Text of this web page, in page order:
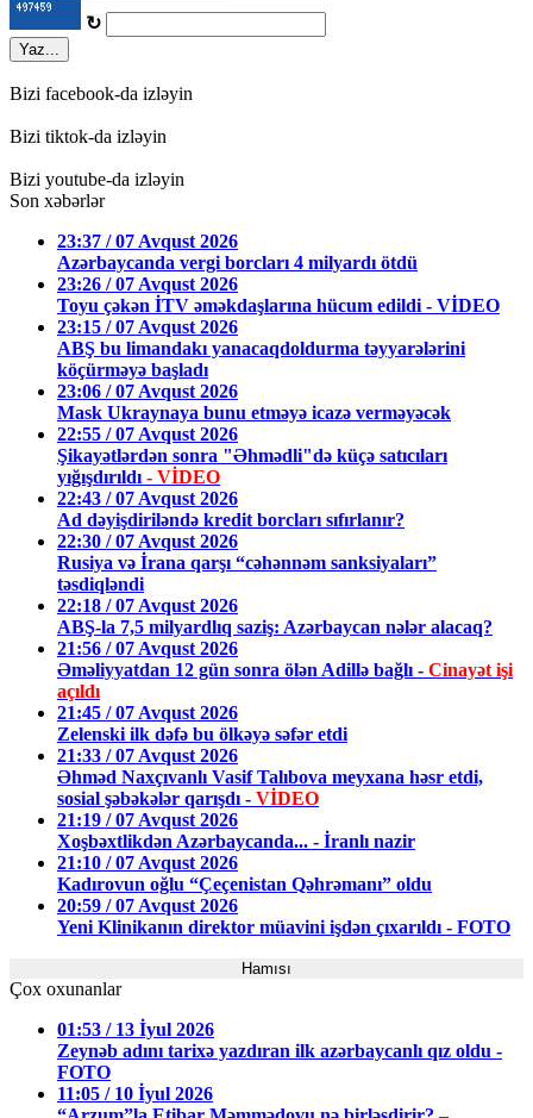
↻
Yaz...
Bizi facebook-da izləyin
Bizi tiktok-da izləyin
Bizi youtube-da izləyin
Son xəbərlər
23:37 / 07 Avqust 2026
Azərbaycanda vergi borcları 4 milyardı ötdü
23:26 / 07 Avqust 2026
Toyu çəkən İTV əməkdaşlarına hücum edildi - VİDEO
23:15 / 07 Avqust 2026
ABŞ bu limandakı yanacaqdoldurma təyyarələrini
köçürməyə başladı
23:06 / 07 Avqust 2026
Mask Ukraynaya bunu etməyə icazə verməyəcək
22:55 / 07 Avqust 2026
Şikayətlərdən sonra "Əhmədli"də küçə satıcıları
yığışdırıldı - VİDEO
22:43 / 07 Avqust 2026
Ad dəyişdiriləndə kredit borcları sıfırlanır?
22:30 / 07 Avqust 2026
Rusiya və İrana qarşı “cəhənnəm sanksiyaları”
təsdiqləndi
22:18 / 07 Avqust 2026
ABŞ-la 7,5 milyardlıq saziş: Azərbaycan nələr alacaq?
21:56 / 07 Avqust 2026
Əməliyyatdan 12 gün sonra ölən Adillə bağlı - Cinayət işi
açıldı
21:45 / 07 Avqust 2026
Zelenski ilk dəfə bu ölkəyə səfər etdi
21:33 / 07 Avqust 2026
Əhməd Naxçıvanlı Vasif Talıbova meyxana həsr etdi,
sosial şəbəkələr qarışdı - VİDEO
21:19 / 07 Avqust 2026
Xoşbəxtlikdən Azərbaycanda... - İranlı nazir
21:10 / 07 Avqust 2026
Kadırovun oğlu “Çeçenistan Qəhrəmanı” oldu
20:59 / 07 Avqust 2026
Yeni Klinikanın direktor müavini işdən çıxarıldı - FOTO
Hamısı
Çox oxunanlar
01:53 / 13 İyul 2026
Zeynəb adını tarixə yazdıran ilk azərbaycanlı qız oldu -
FOTO
11:05 / 10 İyul 2026